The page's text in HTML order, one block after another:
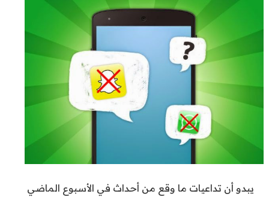
يبدو أن تداعيات ما وقع من أحداث في الأسبوع الماضي